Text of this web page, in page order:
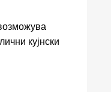
кујнски